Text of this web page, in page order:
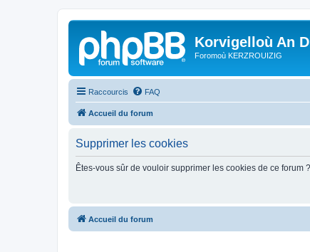
Korvigelloù An
Foromoù KERZROUIZIG
Raccourcis FAQ
Accueil du forum
Supprimer les cookies
Êtes-vous sûr de vouloir supprimer les cookies de ce forum ?
Accueil du forum